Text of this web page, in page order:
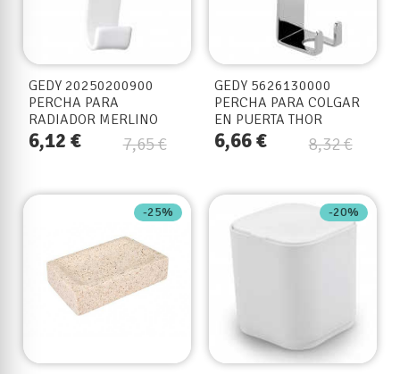
GEDY 20250200900
PERCHA PARA
RADIADOR MERLINO
BLANCO
7,65 €
6,12 €
GEDY 5626130000
PERCHA PARA COLGAR
EN PUERTA THOR
CROMO
8,32 €
6,66 €
-25% -20%